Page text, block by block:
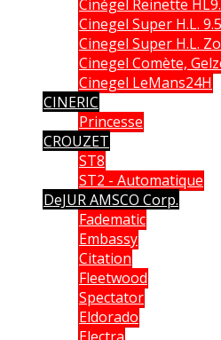
Cinégel Reinette
Cinegel Super H.L. 9.5
Cinegel Super H.L.
Cinegel Comète,
Cinegel LeMans24H
CINERIC
Princesse
CROUZET
ST8
ST2 - Automatique
DeJUR AMSCO Corp.
Fadematic
Embassy
Citation
Fleetwood
Spectator
Eldorado